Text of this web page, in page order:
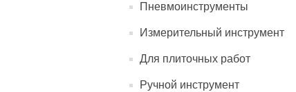
Пневмоинструменты
Измерительный инструмент
Для плиточных работ
Ручной инструмент